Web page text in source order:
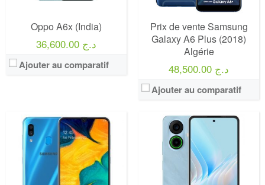
Oppo A6x (India)
36,600.00 د.ج
Ajouter au comparatif
Prix de vente Samsung
Galaxy A6 Plus (2018)
Algérie
48,500.00 د.ج
Ajouter au comparatif